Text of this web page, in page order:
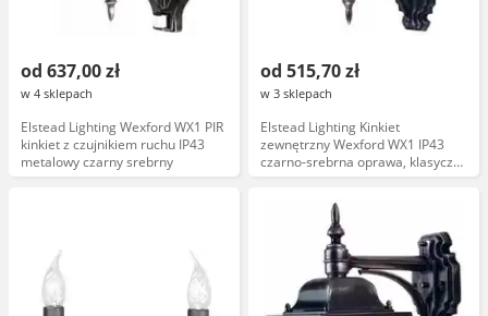
od 637,00 zł
w 4 sklepach
Elstead Lighting Wexford WX1 PIR
kinkiet z czujnikiem ruchu IP43
metalowy czarny srebrny
od 515,70 zł
w 3 sklepach
Elstead Lighting Kinkiet
zewnętrzny Wexford WX1 IP43
czarno-srebrna oprawa, klasyczny
styl